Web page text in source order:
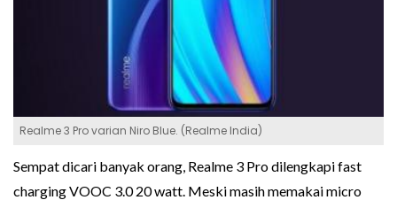
Realme 3 Pro varian Niro Blue. (Realme India)
Sempat dicari banyak orang, Realme 3 Pro dilengkapi fast
charging VOOC 3.0 20 watt. Meski masih memakai micro